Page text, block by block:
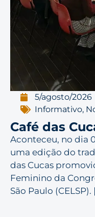
5/agosto/2026
Informativo,
Café das
Aconteceu, no dia
uma edição do
das Cucas
Feminino da
São Paulo (CELSP).